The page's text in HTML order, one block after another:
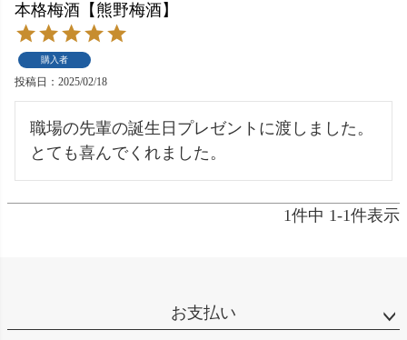
本格梅酒【熊野梅酒】
購入者
投稿日 2025/02/18
職場の先輩の誕生日プレゼントに渡しました。
とても喜んでくれました。
1件中 1-1件表示
お支払い